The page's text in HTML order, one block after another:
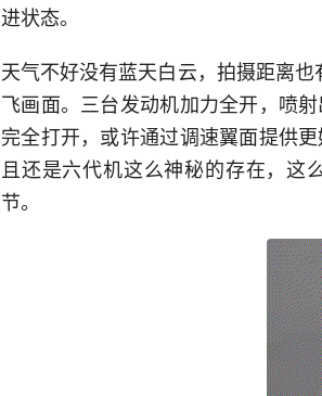
进状态。
天气不好没有蓝天白云，拍摄距离
飞画面。三台发动机加力全开，喷
完全打开，或许通过调速翼面提供
且还是六代机这么神秘的存在，这
节。